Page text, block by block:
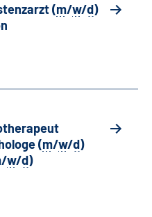
(m/w/d)
(m/w/d)
/w/d)